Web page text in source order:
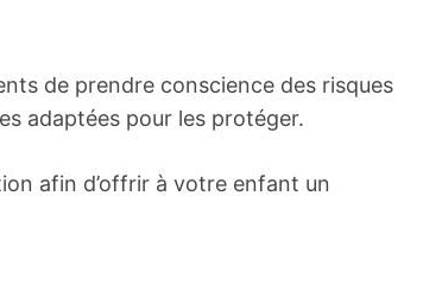
de prendre conscience des risques
adaptées pour les protéger.
afin d’offrir à votre enfant un